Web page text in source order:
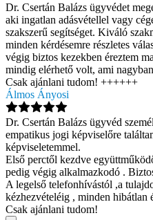
Dr. Csertán Balázs ügyvédet
aki ingatlan adásvétellel vagy
szakszerű segítséget. Kiváló
minden kérdésemre részletes
végig biztos kezekben éreztem
mindig elérhető volt, ami
Csak ajánlani tudom! ++++++
Álmos Ányosi
Dr. Csertán Balázs ügyvéd
empatikus jogi képviselőre
képviseletemmel.
Első perctől kezdve
pedig végig alkalmazkodó .
A legelső telefonhívástól ,a
kézhezvételéig , minden hibátlan
Csak ajánlani tudom!